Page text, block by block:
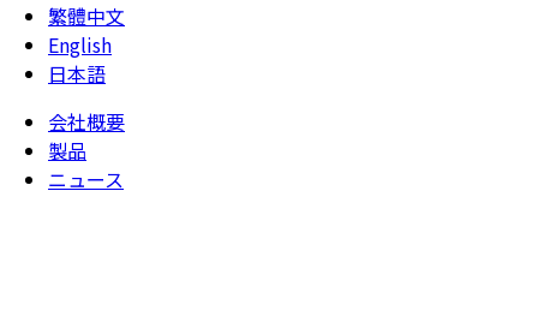
繁體中文
English
日本語
会社概要
製品
ニュース